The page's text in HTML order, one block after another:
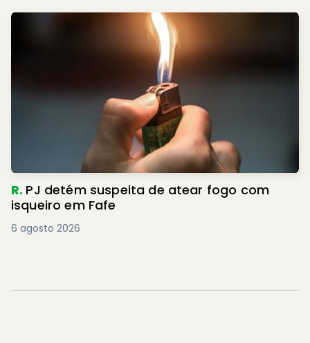
R. PJ detém suspeita de atear fogo com
isqueiro em Fafe
6 agosto 2026